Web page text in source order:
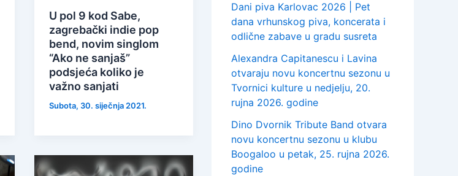
U pol 9 kod Sabe,
zagrebački indie pop
bend, novim singlom
“Ako ne sanjaš”
podsjeća koliko je
važno sanjati
Subota, 30. siječnja 2021.
Dani piva Karlovac 2026 | Pet
dana vrhunskog piva, koncerata i
odlične zabave u gradu susreta
Alexandra Capitanescu i Lavina
otvaraju novu koncertnu sezonu u
Tvornici kulture u nedjelju, 20.
rujna 2026. godine
Dino Dvornik Tribute Band otvara
novu koncertnu sezonu u klubu
Boogaloo u petak, 25. rujna 2026.
godine